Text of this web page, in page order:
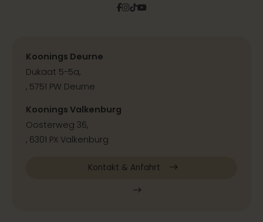
Facebook
Instagram
TiktokPinterest
YouTube
Koonings Deurne
Dukaat 5-5a,
, 5751 PW Deurne
Koonings Valkenburg
Oosterweg 36,
, 6301 PX Valkenburg
Kontakt & Anfahrt